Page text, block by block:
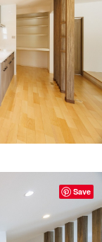
Save